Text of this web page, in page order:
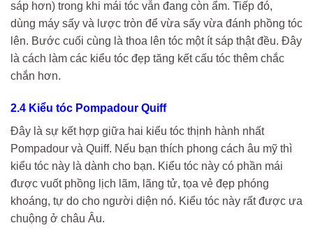
sáp hơn) trong khi mái tóc vẫn đang còn ẩm. Tiếp đó,
dùng máy sấy và lược tròn để vừa sấy vừa đánh phồng tóc
lên. Bước cuối cùng là thoa lên tóc một ít sáp thật đều. Đây
là cách làm các kiểu tóc đẹp tăng kết cấu tóc thêm chắc
chắn hơn.
2.4 Kiểu tóc Pompadour Quiff
Đây là sự kết hợp giữa hai kiểu tóc thịnh hành nhất
Pompadour và Quiff. Nếu bạn thích phong cách âu mỹ thì
kiểu tóc này là dành cho bạn. Kiểu tóc này có phần mái
được vuốt phồng lịch lãm, lãng tử, tọa vẻ đẹp phóng
khoáng, tự do cho người diện nó. Kiểu tóc này rất được ưa
chuộng ở châu Âu.